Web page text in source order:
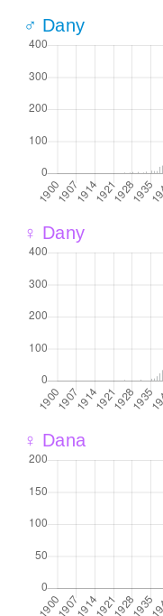
♂ Dany
♀ Dany
♀ Dana